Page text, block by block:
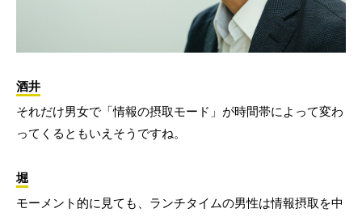
酒井
それだけ男女で「情報の摂取モード」が時間帯によって変わ
ってくるともいえそうですね。
堀
モーメント的に見ても、ランチタイムの男性は情報摂取を中